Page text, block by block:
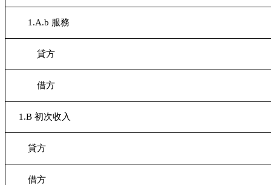
1.A.b 服務
貸方
借方
1.B初次收入
貸方
借方